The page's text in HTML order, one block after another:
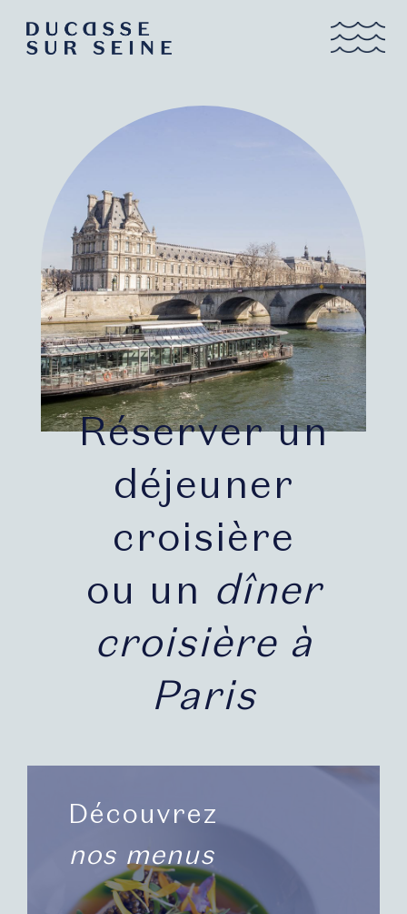
Réserver un
déjeuner
croisière
ou un dîner
croisière à
Paris
Découvrez
nos menus